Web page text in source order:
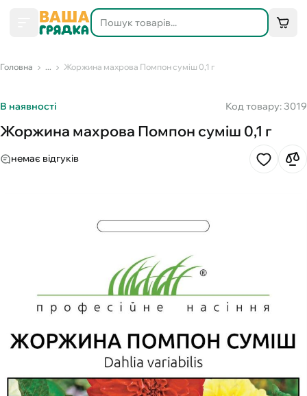
Головна ... Жоржина махрова Помпон суміш 0,1 г
В наявності Код товару: 3019
Жоржина махрова Помпон суміш 0,1 г
немає відгуків